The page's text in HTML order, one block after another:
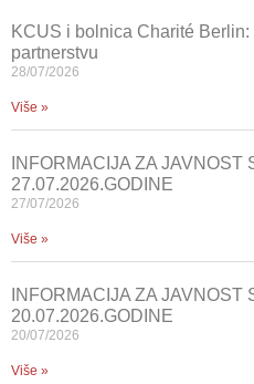
KCUS i bolnica Charité
partnerstvu
28/07/2026
Više »
INFORMACIJA ZA JAVNOST
27.07.2026.GODINE
27/07/2026
Više »
INFORMACIJA ZA JAVNOST
20.07.2026.GODINE
20/07/2026
Više »